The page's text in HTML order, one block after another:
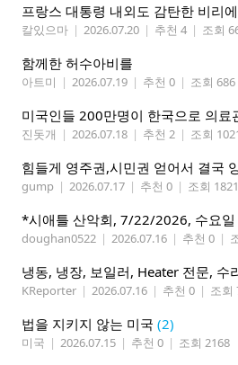
프랑스 대통령 내외도 감탄한 비리
칼있으마 | 2026.07.20 | 추천 4 | 조회
함께한 허수아비를
아트미 | 2026.07.19 | 추천 0 | 조회 686
미국인들 200만명이 한국으로 의료
진돗개 | 2026.07.18 | 추천 2 | 조회
힘들게 영주권,시민권 얻어서 결국
gump | 2026.07.17 | 추천 0 | 조회 1821
doughan0522 | 2026.07.16 | 추천 0 |
냉동, 냉장, 보일러, Heater 전문, 수
KReporter | 2026.07.16 | 추천 0 | 조회
법을 지키지 않는 미국 (2)
미국 | 2026.07.15 | 추천 0 | 조회 2168